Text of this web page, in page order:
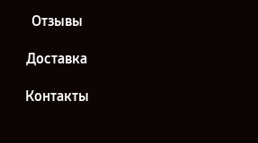
Отзывы
Доставка
Контакты